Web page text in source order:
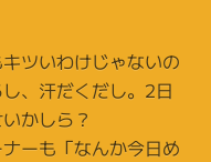
ツいわけじゃないの
、汗だくだし。2日
かしら？
ーも「なんか今日め